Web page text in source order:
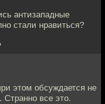
антизападные
стали нравиться?
этом обсуждается не
все это.